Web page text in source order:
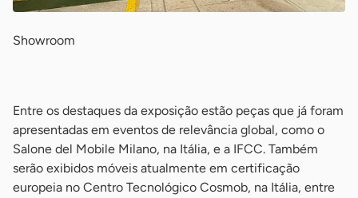
Showroom
Entre os destaques da exposição estão peças que já foram
apresentadas em eventos de relevância global, como o
Salone del Mobile Milano, na Itália, e a IFCC. Também
serão exibidos móveis atualmente em certificação
europeia no Centro Tecnológico Cosmob, na Itália, entre